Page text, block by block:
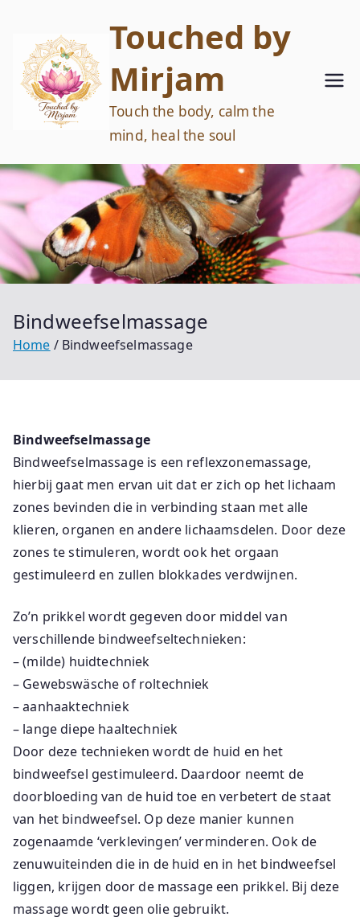
inhoud
Touched by
Mirjam
Touch the body, calm the
mind, heal the soul
Bindweefselmassage
Home Bindweefselmassage
Bindweefselmassage
Bindweefselmassage is een reflexzonemassage,
hierbij gaat men ervan uit dat er zich op het lichaam
zones bevinden die in verbinding staan met alle
klieren, organen en andere lichaamsdelen. Door deze
zones te stimuleren, wordt ook het orgaan
gestimuleerd en zullen blokkades verdwijnen.
Zo’n prikkel wordt gegeven door middel van
verschillende bindweefseltechnieken:
– (milde) huidtechniek
– Gewebswäsche of roltechniek
– aanhaaktechniek
– lange diepe haaltechniek
Door deze technieken wordt de huid en het
bindweefsel gestimuleerd. Daardoor neemt de
doorbloeding van de huid toe en verbetert de staat
van het bindweefsel. Op deze manier kunnen
zogenaamde ‘verklevingen’ verminderen. Ook de
zenuwuiteinden die in de huid en in het bindweefsel
liggen, krijgen door de massage een prikkel. Bij deze
massage wordt geen olie gebruikt.